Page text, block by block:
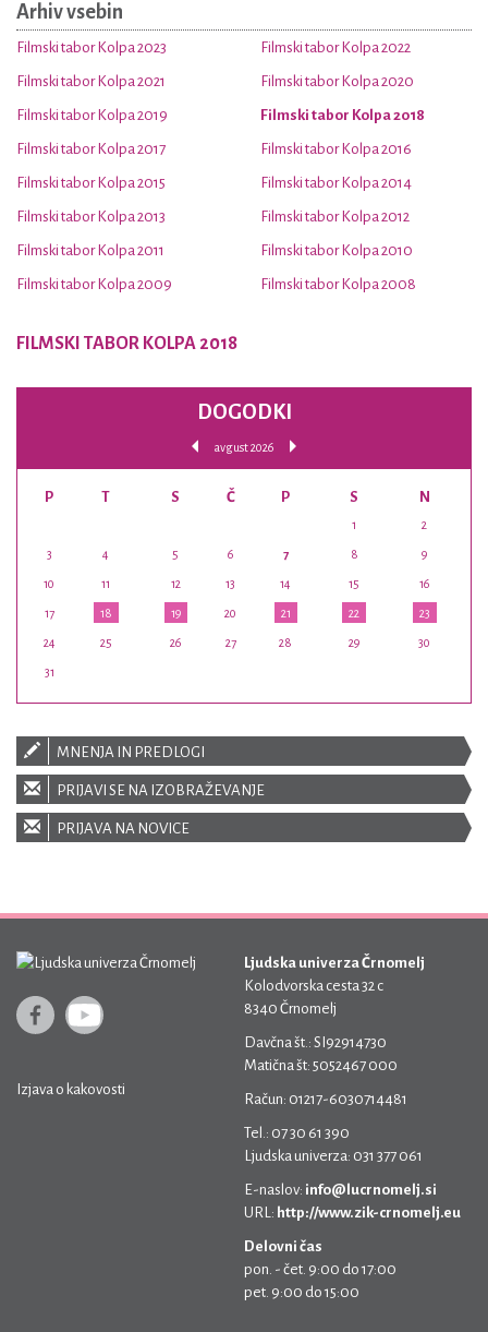
Arhiv vsebin
Filmski tabor Kolpa 2023 Filmski tabor Kolpa 2022
Filmski tabor Kolpa 2021 Filmski tabor Kolpa 2020
Filmski tabor Kolpa 2019 Filmski tabor Kolpa 2018
Filmski tabor Kolpa 2017 Filmski tabor Kolpa 2016
Filmski tabor Kolpa 2015 Filmski tabor Kolpa 2014
Filmski tabor Kolpa 2013 Filmski tabor Kolpa 2012
Filmski tabor Kolpa 2011 Filmski tabor Kolpa 2010
Filmski tabor Kolpa 2009 Filmski tabor Kolpa 2008
FILMSKI TABOR KOLPA 2018
DOGODKI
avgust 2026
P T S Č P S N
1 2
3 4 5 6 7 8 9
10 11 12 13 14 15 16
17 18 19 20 21 22 23
24 25 26 27 28 29 30
31
MNENJA IN PREDLOGI
PRIJAVI SE NA IZOBRAŽEVANJE
PRIJAVA NA NOVICE
Izjava o kakovosti
Ljudska univerza Črnomelj
Kolodvorska cesta 32 c
8340 Črnomelj
Davčna št.: SI92914730
Matična št: 5052467 000
Račun: 01217-6030714481
Tel.: 07 30 61 390
Ljudska univerza: 031 377 061
E-naslov: info@lucrnomelj.si
URL: http://www.zik-crnomelj.eu
Delovni čas
pon. - čet. 9:00 do 17:00
pet. 9:00 do 15:00